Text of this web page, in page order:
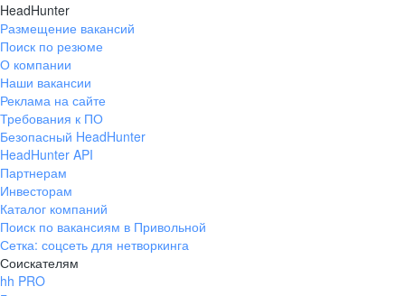
HeadHunter
Размещение вакансий
Поиск по резюме
О компании
Наши вакансии
Реклама на сайте
Требования к ПО
Безопасный HeadHunter
HeadHunter API
Партнерам
Инвесторам
Каталог компаний
Поиск по вакансиям в Привольной
Сетка: соцсеть для нетворкинга
Соискателям
hh PRO